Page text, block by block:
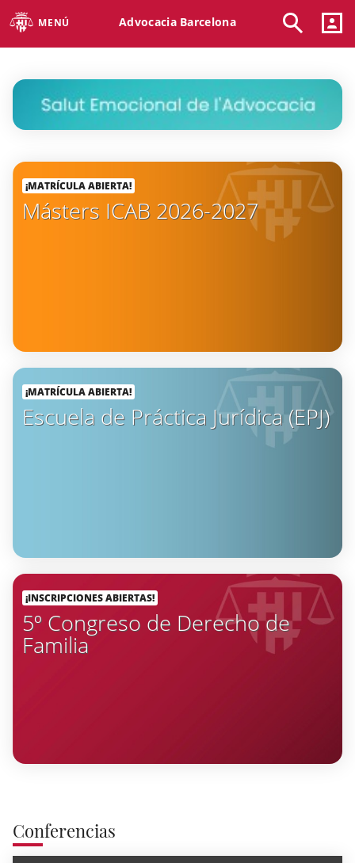
MENÚ Advocacia Barcelona
¡MATRÍCULA ABIERTA!
Másters ICAB 2026-2027
¡MATRÍCULA ABIERTA!
Escuela de Práctica Jurídica (EPJ)
¡INSCRIPCIONES ABIERTAS!
5º Congreso de Derecho de
Familia
Conferencias